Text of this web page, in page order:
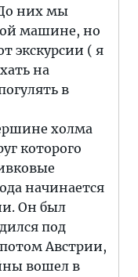
них мы
машине, но
экскурсии ( я
на
в
холма
которого
начинается
Он был
под
Австрии,
вошел в